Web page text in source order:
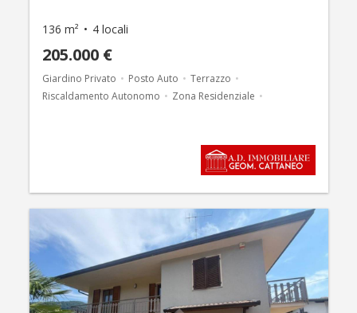
136 m² 4 locali
205.000 €
Giardino Privato Posto Auto
Terrazzo
Riscaldamento Autonomo
Zona Residenziale